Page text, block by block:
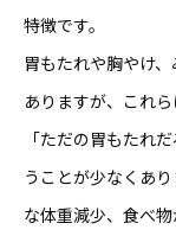
特徴です。
胃もたれや胸やけ
ありますが、これ
「ただの胃もたれ
うことが少なくあ
な体重減少、食べ